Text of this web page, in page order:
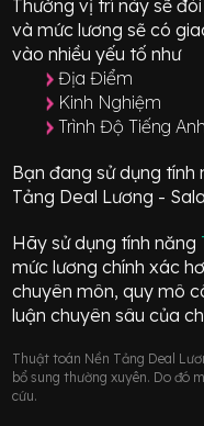
Thường vị trí này sẽ
và mức lương sẽ có
vào nhiều yếu tố như
Địa Điểm
Kinh Nghiệm
Trình Độ Tiếng Anh
Bạn đang sử dụng tính
Tảng Deal Lương -
Hãy sử dụng tính năng
mức lương chính xác
chuyên môn, quy mô
luận chuyên sâu của
Thuật toán Nền Tảng Deal
bổ sung thường xuyên. Do đó
cứu.